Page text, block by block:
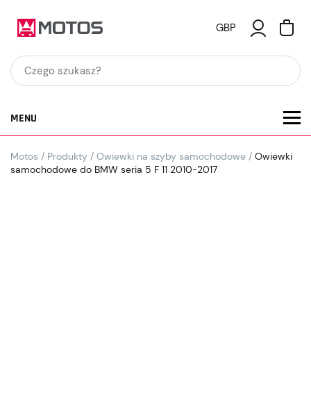
GBP
MENU
Motos / Produkty / Owiewki na szyby samochodowe / Owiewki
samochodowe do BMW seria 5 F 11 2010-2017